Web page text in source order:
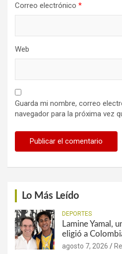
Correo electrónico *
Web
Guarda mi nombre, correo
navegador para la próxima vez
Lo Más Leído
DEPORTES
Lamine Yamal,
eligió a
agosto 7, 2026